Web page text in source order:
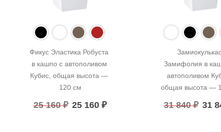
Фикус Эластика Робуста
в кашпо с автополивом
Кубис, общая высота —
120 см
25 160₽ 25 160₽
Замифолия в
автополивом
общая высота —
31 840₽ 31